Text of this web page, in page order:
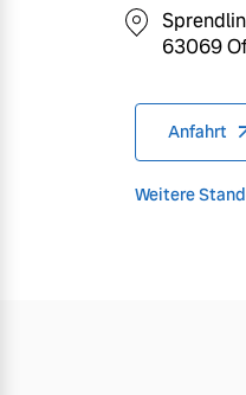
63069
Anfahrt
Weitere